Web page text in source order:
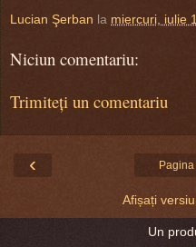
Lucian Şerban la miercuri, iulie
Niciun comentariu:
Trimiteți un comentariu
‹
Afișați
Un